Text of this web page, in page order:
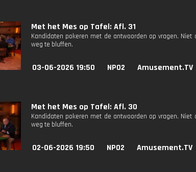
Met het Mes op Tafel: Afl. 31
Kandidaten pokeren met de antwoorden op vragen.
weg te bluffen.
03-06-2026 19:50 NPO2 Amusement.TV
Met het Mes op Tafel: Afl. 30
Kandidaten pokeren met de antwoorden op vragen.
weg te bluffen.
02-06-2026 19:50 NPO2 Amusement.TV